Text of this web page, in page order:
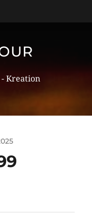
Kreation